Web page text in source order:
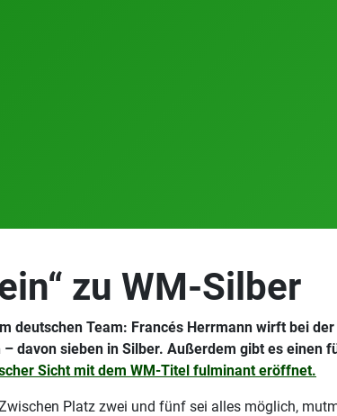
zu WM-Silber
deutschen Team: Francés Herrmann wirft bei
davon sieben in Silber. Außerdem gibt es einen
Sicht mit dem WM-Titel fulminant eröffnet.
Platz zwei und fünf sei alles möglich,